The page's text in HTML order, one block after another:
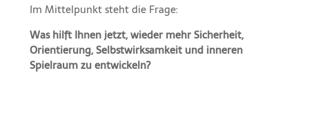
Im Mittelpunkt steht die Frage:
Was hilft Ihnen jetzt, wieder mehr Sicherheit,
Orientierung, Selbstwirksamkeit und inneren
Spielraum zu entwickeln?